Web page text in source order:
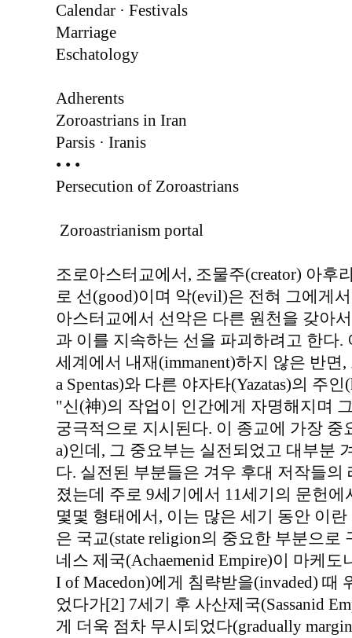
Calendar · Festivals
Marriage
Eschatology
Adherents
Zoroastrians in Iran
Parsis · Iranis
• • •
Persecution of Zoroastrians
Zoroastrianism portal
조로아스터교에서, 조물주(creator) 아후
로 선(good)이며 악(evil)은 전혀 그에게
아스터교에서 선악은 다른 원천을 갖아
과 이를 지속하는 선을 파괴하려고 한다.
세계에서 내재(immanent)하지 않은 반면
a Spentas)와 다른 야자타(Yazatas)의 주
"신(神)의 작업이 인간에게 자명해지며
궁극적으로 지시된다. 이 종교에 가장 중
a)인데, 그 중요부는 실전되었고 대부분
다. 실전된 부분들은 겨우 후대 저작들
졌는데 주로 9세기에서 11세기의 문헌에
몇몇 형태에서, 이는 많은 세기 동안 이
은 국교(state religion의 중요한 부분으로
네스 제국(Achaemenid Empire)이 마케
I of Macedon)에게 침략받을(invaded) 때
었다가[2] 7세기 후 사산제국(Sassanid
게 더욱 점차 무시되었다(gradually